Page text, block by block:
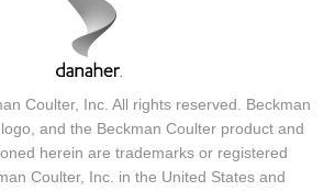
Coulter, Inc. All rights reserved. Beckman
and the Beckman Coulter product and
herein are trademarks or registered
Coulter, Inc. in the United States and